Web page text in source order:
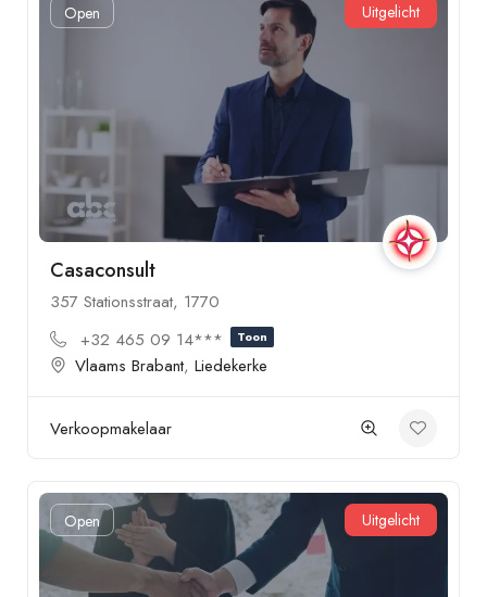
Open Uitgelicht
Casaconsult
357 Stationsstraat, 1770
+32 465 09 14***
Toon
Vlaams Brabant, Liedekerke
Verkoopmakelaar
Open Uitgelicht